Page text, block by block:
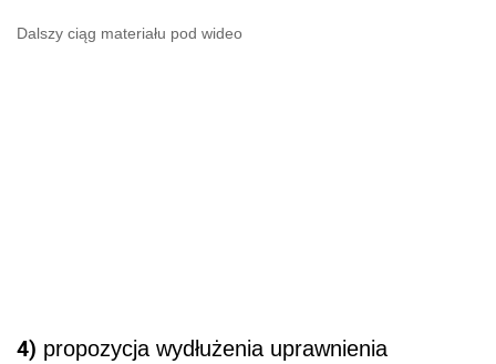
Dalszy ciąg materiału pod wideo
4) propozycja wydłużenia uprawnienia